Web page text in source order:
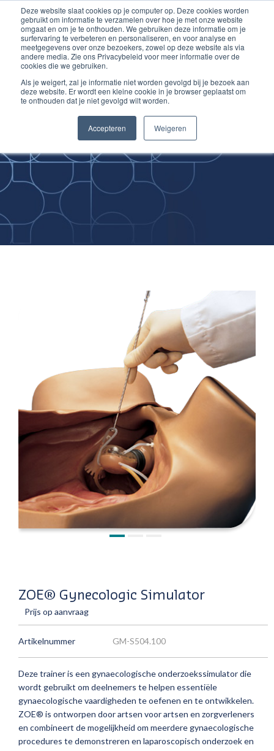
Deze website slaat cookies op je computer op. Deze cookies worden
gebruikt om informatie te verzamelen over hoe je met onze website
omgaat en om je te onthouden. We gebruiken deze informatie om je
surfervaring te verbeteren en personaliseren, en voor analyse en
meetgegevens over onze bezoekers, zowel op deze website als via
andere media. Zie ons Privacybeleid voor meer informatie over de
cookies die we gebruiken.
Als je weigert, zal je informatie niet worden gevolgd bij je bezoek aan
deze website. Er wordt een kleine cookie in je browser geplaatst om
te onthouden dat je niet gevolgd wilt worden.
Accepteren Weigeren
Inloggen account
Ga
naar
de
inhoud
Improving
Medical Skills
ZOE® Gynecologic Simulator
Prijs op aanvraag
Artikelnummer GM-S504.100
Deze trainer is een gynaecologische onderzoekssimulator die
wordt gebruikt om deelnemers te helpen essentiële
gynaecologische vaardigheden te oefenen en te ontwikkelen.
ZOE® is ontworpen door artsen voor artsen en zorgverleners
en combineert de mogelijkheid om meerdere gynaecologische
procedures te demonstreren en laparoscopisch onderzoek en